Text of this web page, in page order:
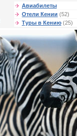
Авиабилеты
Отели Кении (52)
Туры в Кению (25)